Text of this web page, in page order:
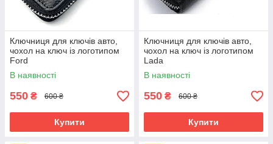
Ключниця для ключів авто,
чохол на ключ із логотипом
Ford
В наявності
550 ₴ 600 ₴
Купити
Ключниця для ключів авто,
чохол на ключ із логотипом
Lada
В наявності
550 ₴ 600 ₴
Купити